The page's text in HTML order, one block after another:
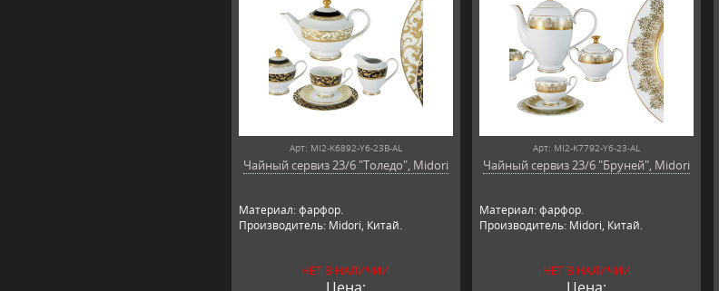
Арт: MI2-K6892-Y6-23B-AL
Чайный сервиз 23/6 "Толедо", Midori
Материал: фарфор.
Производитель: Midori, Китай.
НЕТ В НАЛИЧИИ
Арт: MI2-K7792-Y6-23-AL
Чайный сервиз 23/6 "Бруней", Midori
Материал: фарфор.
Производитель: Midori, Китай.
НЕТ В НАЛИЧИИ